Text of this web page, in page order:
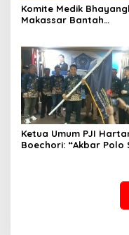
Komite Medik
Makassar Bantah
Ketua Umum PJI
Boechori: “Akbar Polo